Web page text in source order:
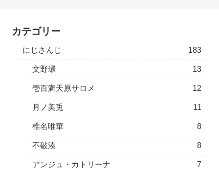
カテゴリー
にじさんじ 183
文野環 13
壱百満天原サロメ 12
月ノ美兎 11
椎名唯華 8
不破湊 8
アンジュ・カトリーナ 7